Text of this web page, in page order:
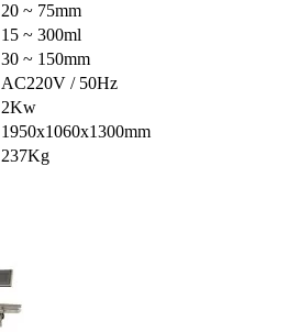
20 ~ 75mm
15 ~ 300ml
30 ~ 150mm
AC220V / 50Hz
2Kw
1950x1060x1300mm
237Kg